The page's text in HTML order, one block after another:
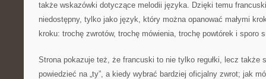
także wskazówki dotyczące melodii języka. Dzięki temu
niedostępny, tylko jako język, który można opanować małymi
kroku: trochę zwrotów, trochę mówienia, trochę powtórek i sporo
Strona pokazuje też, że francuski to nie tylko regułki, lecz także
powiedzieć na „ty”, a kiedy wybrać bardziej oficjalny zwrot; jak